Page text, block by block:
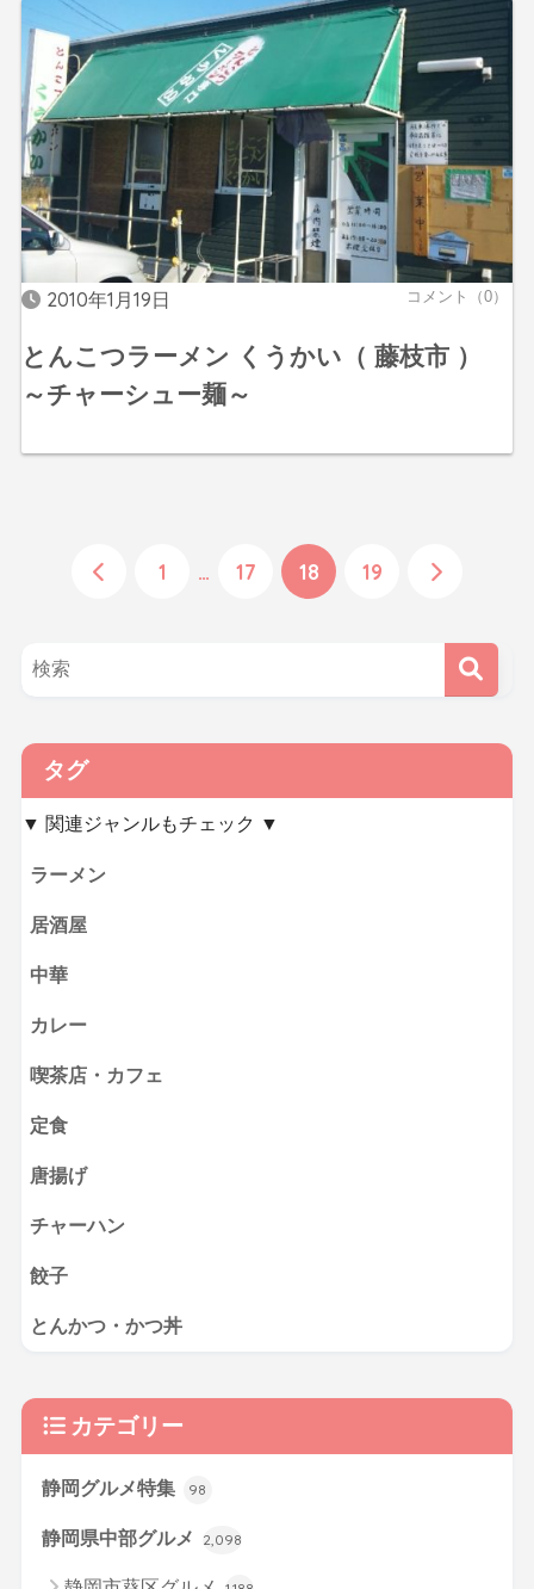
2010年1月19日 コメント（0）
とんこつラーメン くうかい（ 藤枝市 ）
～チャーシュー麺～
1 … 17 18 19
タグ
▼ 関連ジャンルもチェック ▼
ラーメン
居酒屋
中華
カレー
喫茶店・カフェ
定食
唐揚げ
チャーハン
餃子
とんかつ・かつ丼
カテゴリー
静岡グルメ特集 98
静岡県中部グルメ 2,098